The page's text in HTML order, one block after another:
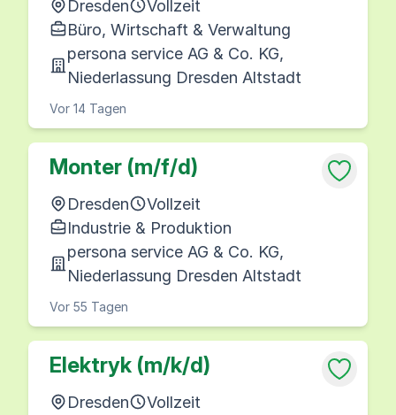
Dresden
Vollzeit
Büro, Wirtschaft & Verwaltung
persona service AG & Co. KG,
Niederlassung Dresden Altstadt
Vor 14 Tagen
Monter (m/f/d)
Dresden
Vollzeit
Industrie & Produktion
persona service AG & Co. KG,
Niederlassung Dresden Altstadt
Vor 55 Tagen
Elektryk (m/k/d)
Dresden
Vollzeit